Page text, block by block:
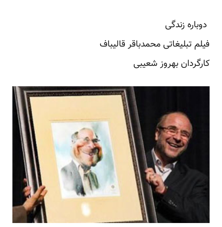
دوباره زندگی
فیلم تبلیغاتی محمدباقر قالیباف
کارگردان بهروز شعیبی